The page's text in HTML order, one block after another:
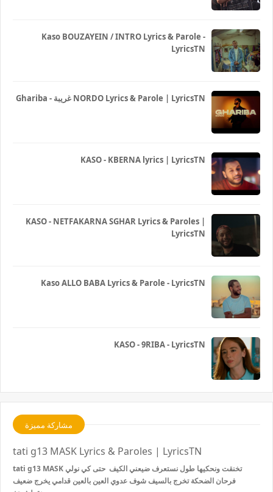
Kaso BOUZAYEIN / INTRO Lyrics & Parole -
LyricsTN
Ghariba - غريبة NORDO Lyrics & Parole | LyricsTN
KASO - KBERNA lyrics | LyricsTN
KASO - NETFAKARNA SGHAR Lyrics & Paroles |
LyricsTN
Kaso ALLO BABA Lyrics & Parole - LyricsTN
KASO - 9RIBA - LyricsTN
مشاركة مميزة
tati g13 MASK Lyrics & Paroles | LyricsTN
tati g13 MASK تخنقت ونحكيها طول نستعرف ضيعني الكيف حتى كي نولي
فرحان الضحكة تخرج بالسيف شوف عدوي العين بالعين قدامي يخرج ضعيف